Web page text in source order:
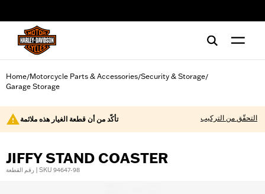
Home/Motorcycle Parts & Accessories/Security & Storage/
Garage Storage
تأكّد من أن قطعة الغيار هذه ملائمة التحقّق من التركيب
JIFFY STAND COASTER
رقم القطعة | SKU 94647-98